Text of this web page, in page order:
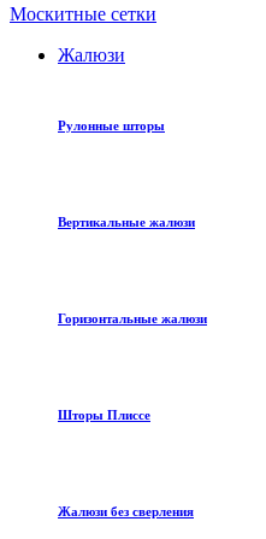
Москитные сетки
Жалюзи
Рулонные шторы
Вертикальные жалюзи
Горизонтальные жалюзи
Шторы Плиссе
Жалюзи без сверления